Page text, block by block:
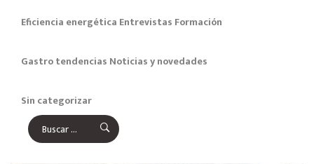
Eficiencia energética Entrevistas Formación
Gastro tendencias Noticias y novedades
Sin categorizar